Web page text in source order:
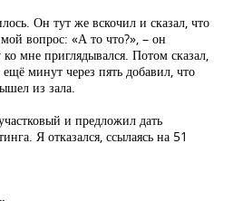
Он тут же вскочил и сказал, что
вопрос: «А то что?», – он
мне приглядывался. Потом сказал,
минут через пять добавил, что
из зала.
и предложил дать
Я отказался, ссылаясь на 51